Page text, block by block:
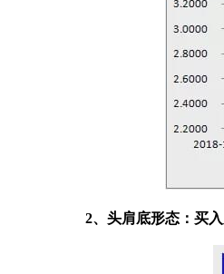
2、头肩底形态：买入